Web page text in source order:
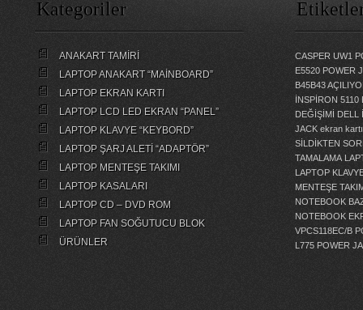
Kategoriler
ANAKART TAMİRİ
LAPTOP ANAKART “MAİNBOARD”
LAPTOP EKRAN KARTI
LAPTOP LCD LED EKRAN “PANEL”
LAPTOP KLAVYE “KEYBORD”
LAPTOP ŞARJ ALETİ “ADAPTÖR”
LAPTOP MENTEŞE TAKIMI
LAPTOP KASALARI
LAPTOP CD – DVD ROM
LAPTOP FAN SOĞUTUCU BLOK
ÜRÜNLER
CASPER UW1
E5520 POWER
B45B43
İNSPİRON
DEĞİŞİMİ
DELL
JACK ekran
SİLDİKTEN
TAMALAMA
LAPTOP
MENTEŞE
NOTEBOOK
NOTEBOOK
VPCS118EC/B
L775 POWER